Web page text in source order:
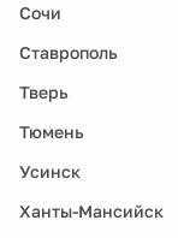
Сочи
Ставрополь
Тверь
Тюмень
Усинск
Ханты-Мансийск